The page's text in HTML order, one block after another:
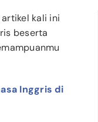
artikel kali ini
beserta
Inggris di